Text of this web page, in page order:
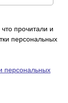
прочитали и
персональных
персональных